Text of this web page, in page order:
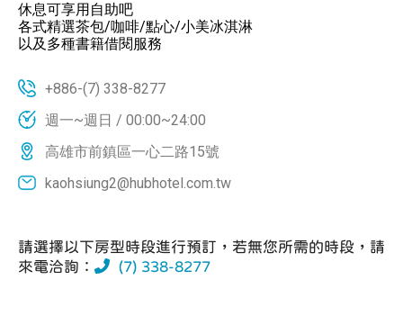
休息可享用自助吧
各式精選茶包/咖啡/點心/小美冰淇淋
以及多種書籍借閱服務
+886-(7) 338-8277
週一~週日 / 00:00~24:00
高雄市前鎮區一心二路15號
kaohsiung2@hubhotel.com.tw
請選擇以下房型時段進行預訂，若無您所需的時段，請
來電洽詢：
(7) 338-8277